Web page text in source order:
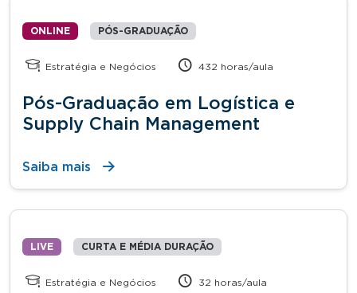
ONLINE PÓS-GRADUAÇÃO
Estratégia e Negócios 432 horas/aula
Pós-Graduação em Logística e
Supply Chain Management
Saiba mais
LIVE CURTA E MÉDIA DURAÇÃO
Estratégia e Negócios 32 horas/aula